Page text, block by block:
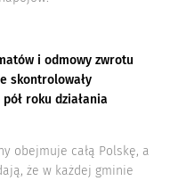
i odmowy zwrotu
skontrolowały
roku działania
obejmuje całą Polskę, a
że w każdej gminie